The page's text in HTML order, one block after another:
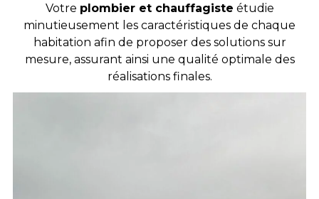
Votre plombier et chauffagiste étudie
minutieusement les caractéristiques de chaque
habitation afin de proposer des solutions sur
mesure, assurant ainsi une qualité optimale des
réalisations finales.